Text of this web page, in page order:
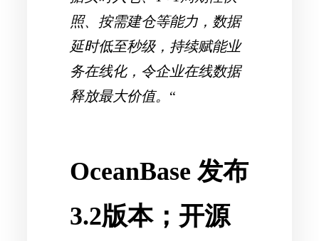
照、按需建仓等能力，数据
延时低至秒级，持续赋能业
务在线化，令企业在线数据
释放最大价值。 “
OceanBase 发布
3.2版本；开源